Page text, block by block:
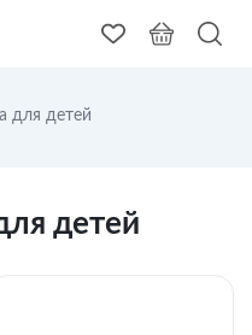
для детей
детей